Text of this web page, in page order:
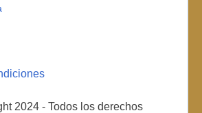
2024 - Todos los derechos